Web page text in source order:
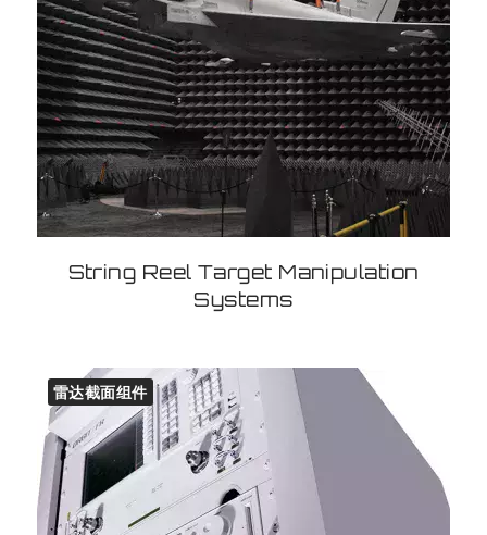
String Reel Target Manipulation
Systems
雷达截面组件